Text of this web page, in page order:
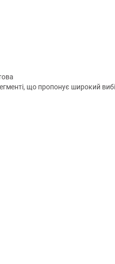
що пропонує широкий